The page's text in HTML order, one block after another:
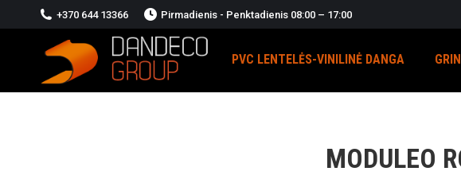
+370 644 13366 Pirmadienis - Penktadienis 08:00 – 17:00
PVC LENTELĖS-VINILINĖ DANGA
MODULEO